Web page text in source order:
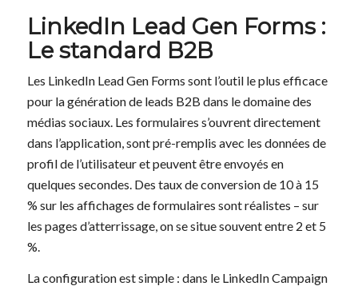
LinkedIn Lead Gen Forms :
Le standard B2B
Les LinkedIn Lead Gen Forms sont l’outil le plus efficace
pour la génération de leads B2B dans le domaine des
médias sociaux. Les formulaires s’ouvrent directement
dans l’application, sont pré-remplis avec les données de
profil de l’utilisateur et peuvent être envoyés en
quelques secondes. Des taux de conversion de 10 à 15
% sur les affichages de formulaires sont réalistes – sur
les pages d’atterrissage, on se situe souvent entre 2 et 5
%.
La configuration est simple : dans le LinkedIn Campaign